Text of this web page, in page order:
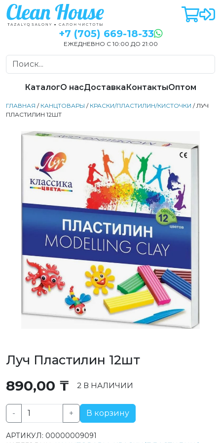
+7 (705) 669-18-33
ЕЖЕДНЕВНО С 10:00 ДО 21:00
КаталогО насДоставкаКонтактыОптом
ГЛАВНАЯ / КАНЦТОВАРЫ / КРАСКИ/ПЛАСТИЛИН/КИСТОЧКИ / ЛУЧ
ПЛАСТИЛИН 12ШТ
Луч Пластилин 12шт
890,00 ₸ 2 В НАЛИЧИИ
-
Количество
+ В корзину
АРТИКУЛ: 00000009091